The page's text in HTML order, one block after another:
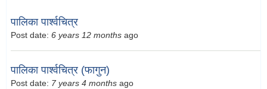
पालिका पार्श्वचित्र
Post date: 6 years 12 months ago
पालिका पार्श्वचित्र (फागुन)
Post date: 7 years 4 months ago